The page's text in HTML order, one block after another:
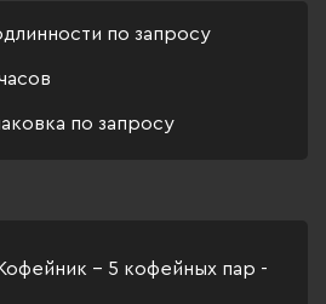
по запросу
по запросу
- 5 кофейных пар -